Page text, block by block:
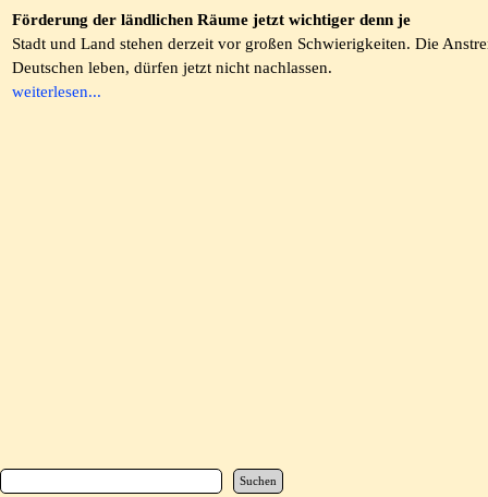
Förderung der ländlichen Räume jetzt wichtiger denn je
Stadt und Land stehen derzeit vor großen Schwierigkeiten. Die
Deutschen leben, dürfen jetzt nicht nachlassen.
weiterlesen...
Suchen